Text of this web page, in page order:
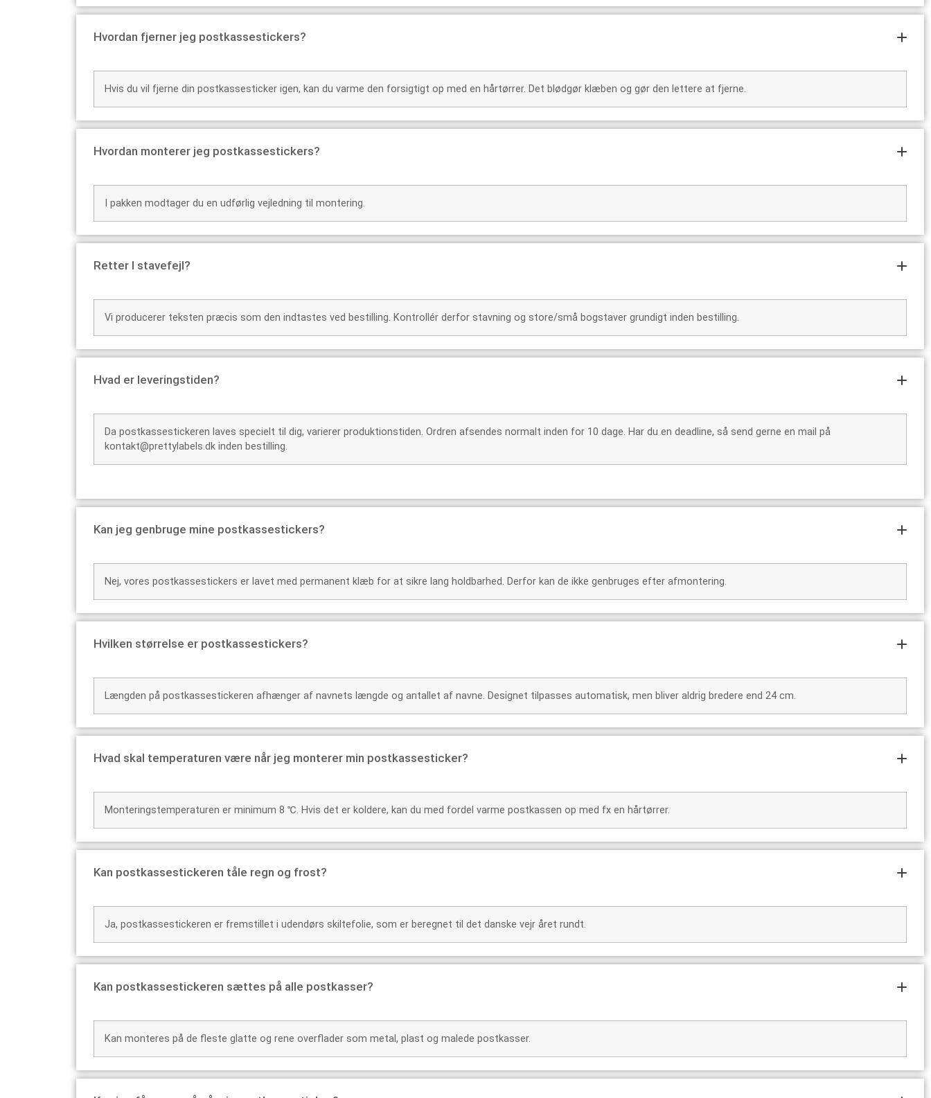
Hvordan fjerner jeg postkassestickers?
Hvis du vil fjerne din postkassesticker igen, kan du varme den forsigtigt op med en hårtørrer. Det blødgør klæben og gør den lettere at fjerne.
Hvordan monterer jeg postkassestickers?
I pakken modtager du en udførlig vejledning til montering.
Retter I stavefejl?
Vi producerer teksten præcis som den indtastes ved bestilling. Kontrollér derfor stavning og store/små bogstaver grundigt inden bestilling.
Hvad er leveringstiden?
Da postkassestickeren laves specielt til dig, varierer produktionstiden. Ordren afsendes normalt inden for 10 dage. Har du en deadline, så send gerne en mail på
kontakt@prettylabels.dk inden bestilling.
Kan jeg genbruge mine postkassestickers?
Nej, vores postkassestickers er lavet med permanent klæb for at sikre lang holdbarhed. Derfor kan de ikke genbruges efter afmontering.
Hvilken størrelse er postkassestickers?
Længden på postkassestickeren afhænger af navnets længde og antallet af navne. Designet tilpasses automatisk, men bliver aldrig bredere end 24 cm.
Hvad skal temperaturen være når jeg monterer min postkassesticker?
Monteringstemperaturen er minimum 8 ℃. Hvis det er koldere, kan du med fordel varme postkassen op med fx en hårtørrer.
Kan postkassestickeren tåle regn og frost?
Ja, postkassestickeren er fremstillet i udendørs skiltefolie, som er beregnet til det danske vejr året rundt.
Kan postkassestickeren sættes på alle postkasser?
Kan monteres på de fleste glatte og rene overflader som metal, plast og malede postkasser.